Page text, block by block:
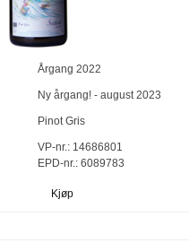
Årgang2022
Ny årgang! - august 2023
Pinot Gris
VP-nr.: 14686801
EPD-nr.: 6089783
Kjøp